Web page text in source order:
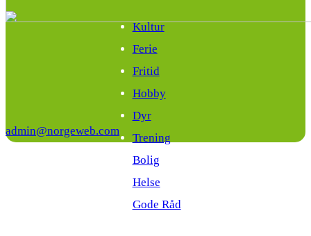
Kultur
Ferie
Fritid
Hobby
Dyr
Trening
Bolig
Helse
Gode Råd
admin@norgeweb.com